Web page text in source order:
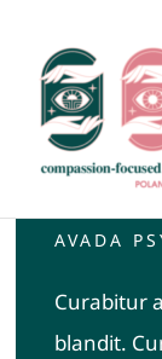
zawartości
Szkolenie
AVADA
Curabitur
blandit.